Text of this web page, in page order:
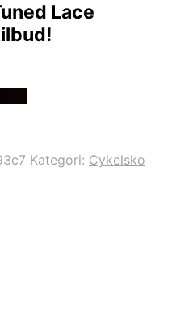
Lace
Kategori: Cykelsko